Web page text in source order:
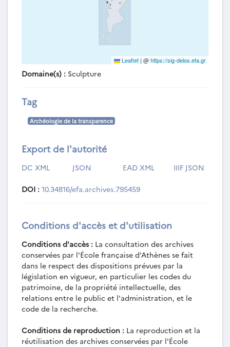
Leaflet | @https://sig-delos.efa.gr
Domaine(s) : Sculpture
Tag
Archéologie de la transparence
Export de l'autorité
DC XML JSON EAD XML IIIF JSON
DOI : 10.34816/efa.archives.795459
Conditions d'accès et d'utilisation
Conditions d'accès : La consultation des archives
conservées par l'École française d'Athènes se fait
dans le respect des dispositions prévues par la
législation en vigueur, en particulier les codes du
patrimoine, de la propriété intellectuelle, des
relations entre le public et l'administration, et le
code de la recherche.
Conditions de reproduction : La reproduction et la
réutilisation des archives conservées par l'École